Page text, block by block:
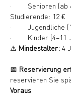
·        Senioren
Studierende: 12 €
·
·        Kinder
⚠️ Mindestalter: 4
📅 Reservierung
reservieren Sie
Voraus